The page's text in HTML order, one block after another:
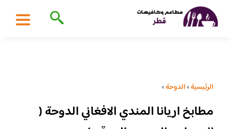
الرئيسية›الدوحة›
مطابخ اريانا المندي الافغاني الدوحة (